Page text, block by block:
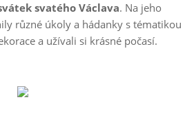
svatého Václava. Na jeho
různé úkoly a hádanky s tématikou
a užívali si krásné počasí.